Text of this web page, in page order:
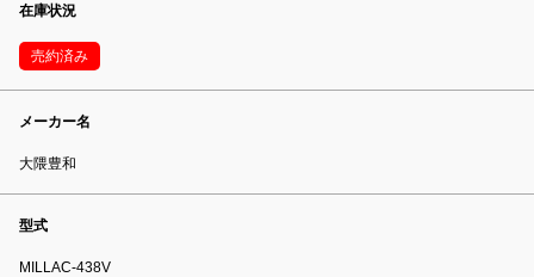
在庫状況
売約済み
メーカー名
大隈豊和
型式
MILLAC-438V